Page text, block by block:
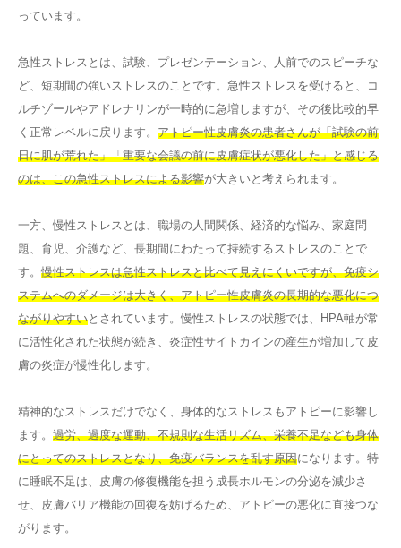
っています。
急性ストレスとは、試験、プレゼンテーション、人前でのスピーチな
ど、短期間の強いストレスのことです。急性ストレスを受けると、コ
ルチゾールやアドレナリンが一時的に急増しますが、その後比較的早
く正常レベルに戻ります。 アトピー性皮膚炎の患者さんが「試験の前
日に肌が荒れた」「重要な会議の前に皮膚症状が悪化した」と感じる
のは、この急性ストレスによる影響が大きいと考えられます。
一方、慢性ストレスとは、職場の人間関係、経済的な悩み、家庭問
題、育児、介護など、長期間にわたって持続するストレスのことで
す。 慢性ストレスは急性ストレスと比べて見えにくいですが、免疫シ
ステムへのダメージは大きく、アトピー性皮膚炎の長期的な悪化につ
ながりやすいとされています。慢性ストレスの状態では、HPA軸が常
に活性化された状態が続き、炎症性サイトカインの産生が増加して皮
膚の炎症が慢性化します。
精神的なストレスだけでなく、身体的なストレスもアトピーに影響し
ます。 過労、過度な運動、不規則な生活リズム、栄養不足なども身体
にとってのストレスとなり、免疫バランスを乱す原因になります。特
に睡眠不足は、皮膚の修復機能を担う成長ホルモンの分泌を減少さ
せ、皮膚バリア機能の回復を妨げるため、アトピーの悪化に直接つな
がります。